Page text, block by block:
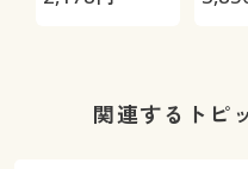
関連するトピ